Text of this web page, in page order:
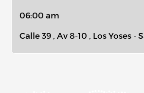
06:00 am
Calle 39 , Av 8-10 , Los Yoses -